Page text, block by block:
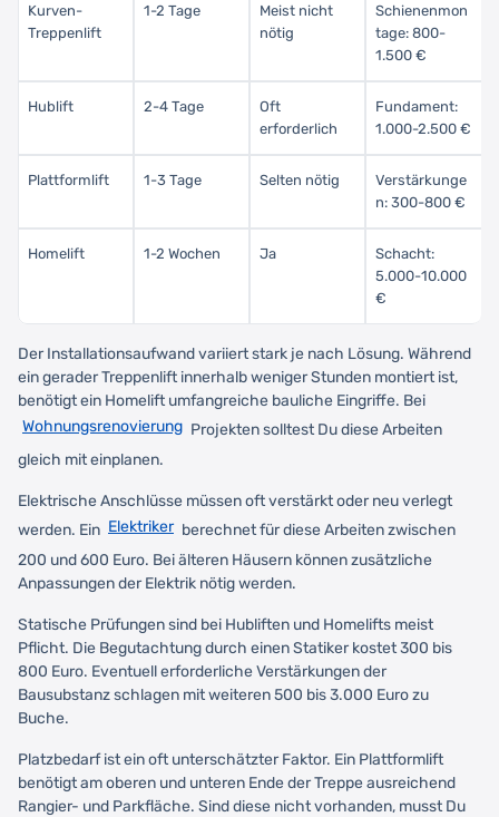
Kurven-
Treppenlift
1-2 Tage
Meist nicht
nötig
Schienenmon
tage: 800-
1.500 €
Hublift 2-4 Tage
Oft
erforderlich
Fundament:
1.000-2.500 €
Plattformlift 1-3 Tage Selten nötig
Verstärkunge
n: 300-800 €
Homelift 1-2 Wochen Ja
Schacht:
5.000-10.000
€
Der Installationsaufwand variiert stark je nach Lösung. Während
ein gerader Treppenlift innerhalb weniger Stunden montiert ist,
benötigt ein Homelift umfangreiche bauliche Eingriffe. Bei
Wohnungsrenovierung Projekten solltest Du diese Arbeiten
gleich mit einplanen.
Elektrische Anschlüsse müssen oft verstärkt oder neu verlegt
werden. Ein Elektriker berechnet für diese Arbeiten zwischen
200 und 600 Euro. Bei älteren Häusern können zusätzliche
Anpassungen der Elektrik nötig werden.
Statische Prüfungen sind bei Hubliften und Homelifts meist
Pflicht. Die Begutachtung durch einen Statiker kostet 300 bis
800 Euro. Eventuell erforderliche Verstärkungen der
Bausubstanz schlagen mit weiteren 500 bis 3.000 Euro zu
Buche.
Platzbedarf ist ein oft unterschätzter Faktor. Ein Plattformlift
benötigt am oberen und unteren Ende der Treppe ausreichend
Rangier- und Parkfläche. Sind diese nicht vorhanden, musst Du